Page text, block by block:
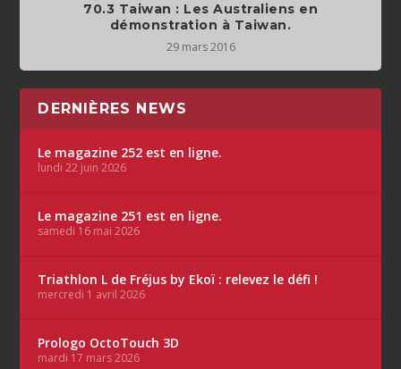
70.3 Taiwan : Les Australiens en
démonstration à Taiwan.
29 mars 2016
DERNIÈRES NEWS
Le magazine 252 est en ligne.
lundi 22 juin 2026
Le magazine 251 est en ligne.
samedi 16 mai 2026
Triathlon L de Fréjus by Ekoï : relevez le défi !
mercredi 1 avril 2026
Prologo OctoTouch 3D
mardi 17 mars 2026